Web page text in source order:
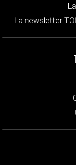
La newsletter